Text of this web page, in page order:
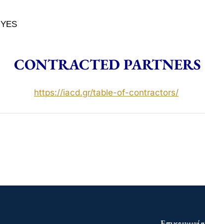
YES
CONTRACTED PARTNERS
https://iacd.gr/table-of-contractors/